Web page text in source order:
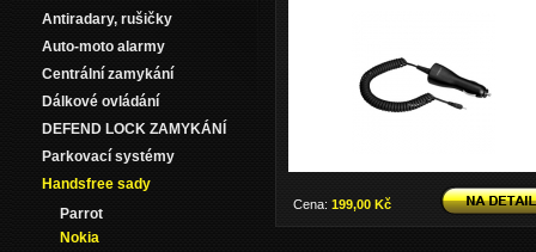
Cena: 199,00 Kč
Antiradary, rušičky
Auto-moto alarmy
Centrální zamykání
Dálkové ovládání
DEFEND LOCK ZAMYKÁNÍ
Parkovací systémy
Handsfree sady
Parrot
Nokia